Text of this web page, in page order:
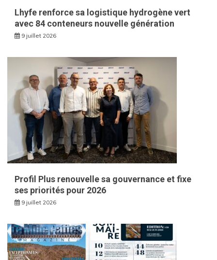
Lhyfe renforce sa logistique hydrogène vert
avec 84 conteneurs nouvelle génération
9 juillet 2026
Profil Plus renouvelle sa gouvernance et fixe
ses priorités pour 2026
9 juillet 2026